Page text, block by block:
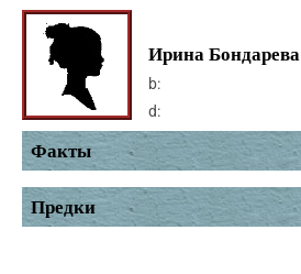
Ирина Бондарева
b:
d:
Факты
Предки